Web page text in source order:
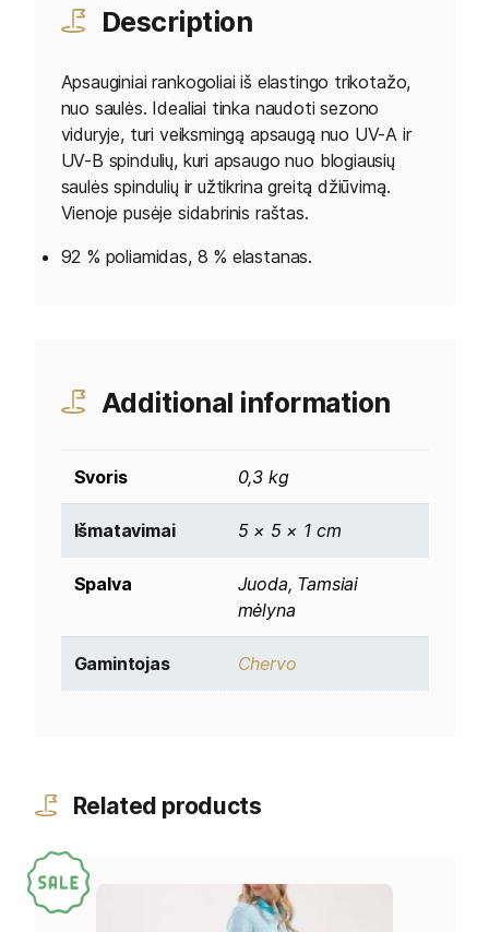
Description
Apsauginiai rankogoliai iš elastingo trikotažo,
nuo saulės. Idealiai tinka naudoti sezono
viduryje, turi veiksmingą apsaugą nuo UV-A ir
UV-B spindulių, kuri apsaugo nuo blogiausių
saulės spindulių ir užtikrina greitą džiūvimą.
Vienoje pusėje sidabrinis raštas.
92 % poliamidas, 8 % elastanas.
Additional information
Svoris 0,3 kg
Išmatavimai 5 × 5 × 1 cm
Spalva
Juoda, Tamsiai
mėlyna
Gamintojas Chervo
Related products